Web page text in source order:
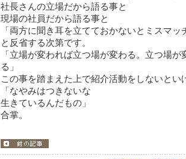
社長さんの立場だから語る事と
現場の社員だから語る事と
「両方に聞き耳を立てておかないとミスマ
と反省する次第です。
「立場が変われば立つ場が変わる。立つ場
る」
この事を踏まえた上で紹介活動をしないとい
「なやみはつきないな
生きているんだも
合掌。